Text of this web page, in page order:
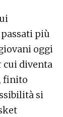
più
oggi
cui diventa
finito
si